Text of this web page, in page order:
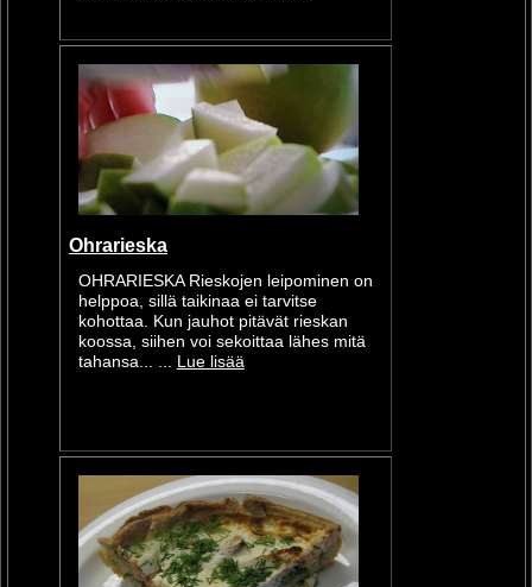
Ohrarieska
OHRARIESKA Rieskojen leipominen on
helppoa, sillä taikinaa ei tarvitse
kohottaa. Kun jauhot pitävät rieskan
koossa, siihen voi sekoittaa lähes mitä
tahansa... ... Lue lisää